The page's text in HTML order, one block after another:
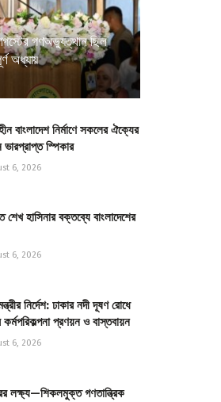
গণঅভ্যুত্থান ছিল
অধ্যায়
বাংলাদেশ নির্মাণে সকলের ঐক্যের
স্পিকার
6, 2026
শেখ হাসিনার বক্তব্যে বাংলাদেশের
6, 2026
নির্দেশ: ঢাকার নদী দূষণ রোধে
কর্মপরিকল্পনা প্রণয়ন ও বাস্তবায়ন
6, 2026
লক্ষ্য—শিকলমুক্ত গণতান্ত্রিক